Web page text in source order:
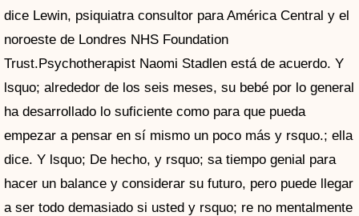
dice Lewin, psiquiatra consultor para América Central y el
noroeste de Londres NHS Foundation
Trust.Psychotherapist Naomi Stadlen está de acuerdo. Y
lsquo; alrededor de los seis meses, su bebé por lo general
ha desarrollado lo suficiente como para que pueda
empezar a pensar en sí mismo un poco más y rsquo.; ella
dice. Y lsquo; De hecho, y rsquo; sa tiempo genial para
hacer un balance y considerar su futuro, pero puede llegar
a ser todo demasiado si usted y rsquo; re no mentalmente